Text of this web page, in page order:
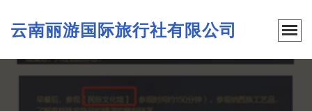
云南丽游国际旅行社有限公司